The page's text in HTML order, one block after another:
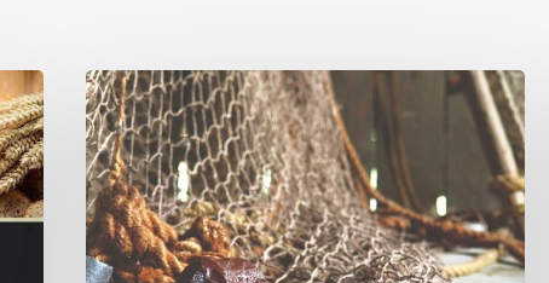
Komentár
k
textom
na
17.
nedeľu
v